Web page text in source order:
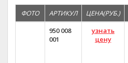
ФОТО АРТИКУЛ ЦЕНА(РУБ.)
950 008
001
узнать
цену